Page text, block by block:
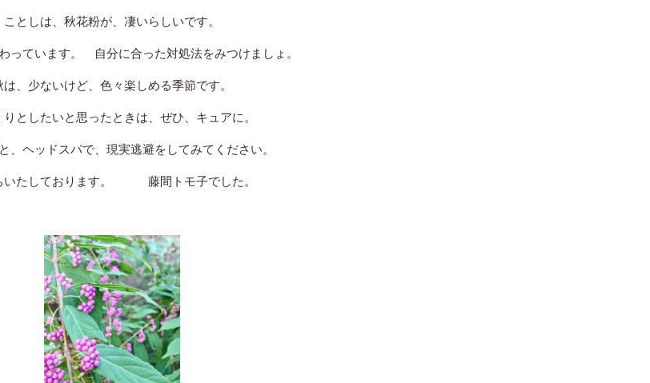
ことしは、秋花粉が、凄いらしいです。
っています。 自分に合った対処法をみつけましょ。
は、少ないけど、色々楽しめる季節です。
りとしたいと思ったときは、ぜひ、キュアに。
、ヘッドスパで、現実逃避をしてみてください。
いたしております。 藤間トモ子でした。